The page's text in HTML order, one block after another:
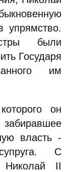
упрямство.
были
Государя
им
он
забиравшее
власть -
С
Николай II